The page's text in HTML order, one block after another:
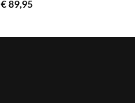
€89,95Preisspanne: